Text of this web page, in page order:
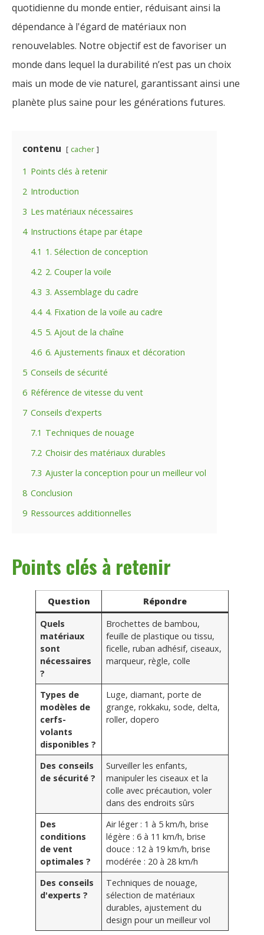
quotidienne du monde entier, réduisant ainsi la
dépendance à l'égard de matériaux non
renouvelables. Notre objectif est de favoriser un
monde dans lequel la durabilité n’est pas un choix
mais un mode de vie naturel, garantissant ainsi une
planète plus saine pour les générations futures.
contenu cacher
1 Points clés à retenir
2 Introduction
3 Les matériaux nécessaires
4 Instructions étape par étape
4.1 1. Sélection de conception
4.2 2. Couper la voile
4.3 3. Assemblage du cadre
4.4 4. Fixation de la voile au cadre
4.5 5. Ajout de la chaîne
4.6 6. Ajustements finaux et décoration
5 Conseils de sécurité
6 Référence de vitesse du vent
7 Conseils d'experts
7.1 Techniques de nouage
7.2 Choisir des matériaux durables
7.3 Ajuster la conception pour un meilleur vol
8 Conclusion
9 Ressources additionnelles
Points clés à retenir
Question
Répondre
Quels
matériaux
sont
nécessaires
?
Brochettes de bambou,
feuille de plastique ou tissu,
ficelle, ruban adhésif, ciseaux,
marqueur, règle, colle
Types de
modèles de
cerfs-
volants
disponibles ?
Luge, diamant, porte de
grange, rokkaku, sode, delta,
roller, dopero
Des conseils
de sécurité ?
Surveiller les enfants,
manipuler les ciseaux et la
colle avec précaution, voler
dans des endroits sûrs
Des
conditions
de vent
optimales ?
Air léger : 1 à 5 km/h, brise
légère : 6 à 11 km/h, brise
douce : 12 à 19 km/h, brise
modérée : 20 à 28 km/h
Des conseils
d'experts ?
Techniques de nouage,
sélection de matériaux
durables, ajustement du
design pour un meilleur vol